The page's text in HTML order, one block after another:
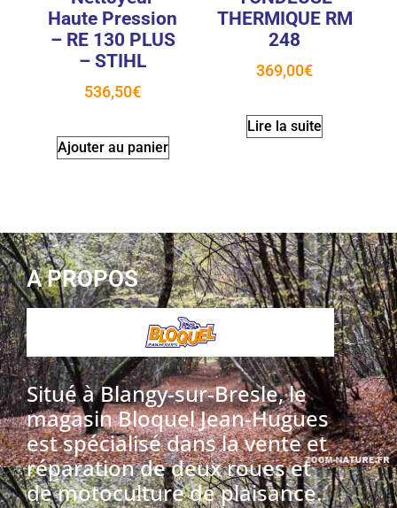
Haute Pression
– RE 130 PLUS
– STIHL
536,50€
Ajouter au panier
THERMIQUE RM
248
369,00€
Lire la suite
A PROPOS
Situé à Blangy-sur-Bresle, le
magasin Bloquel Jean-Hugues
est spécialisé dans la vente et
réparation de deux roues et
de motoculture de plaisance.